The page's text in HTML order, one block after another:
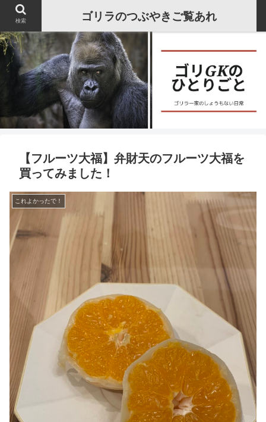
【フルーツ大福】弁財天のフルーツ大福を
買ってみました！
これよかったで！
検索 ゴリラのつぶやきご覧あれ